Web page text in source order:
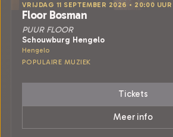
VRIJDAG 11 SEPTEMBER 2026 • 20:00 UUR
Floor Bosman
PUUR FLOOR
Schouwburg Hengelo
Hengelo
POPULAIRE MUZIEK
Tickets
Meer info